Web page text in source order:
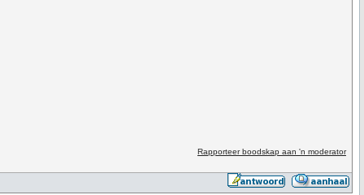
Rapporteer boodskap aan 'n moderator